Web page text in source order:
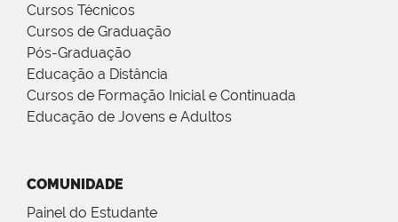
Cursos Técnicos
Cursos de Graduação
Pós-Graduação
Educação a Distância
Cursos de Formação Inicial e Continuada
Educação de Jovens e Adultos
COMUNIDADE
Painel do Estudante